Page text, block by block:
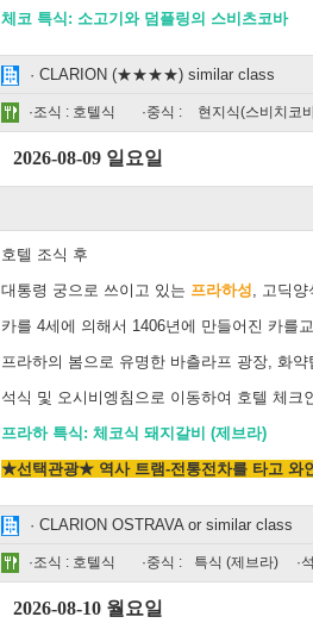
체코 특식: 소고기와 덤플링의 스비츠코바
· CLARION (★★★★) similar class
·조식 : 호텔식 ·중식 : 현지식(스비치
2026-08-09 일요일
호텔 조식 후
대통령 궁으로 쓰이고 있는 프라하성, 고딕양
카를 4세에 의해서 1406년에 만들어진 카를
프라하의 봄으로 유명한 바츨라프 광장, 화
석식 및 오시비엥침으로 이동하여 호텔 체크
프라하 특식: 체코식 돼지갈비 (제브라)
★선택관광★ 역사 트램-전통전차를 타고 와
· CLARION OSTRAVA or similar class
·조식 : 호텔식 ·중식 : 특식 (제브라) ·
2026-08-10 월요일